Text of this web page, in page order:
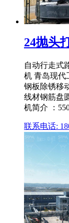
24抛头
自动行走式
机 青岛现代
钢板除锈移
线材钢筋盘
机简介 ：
联系电话: